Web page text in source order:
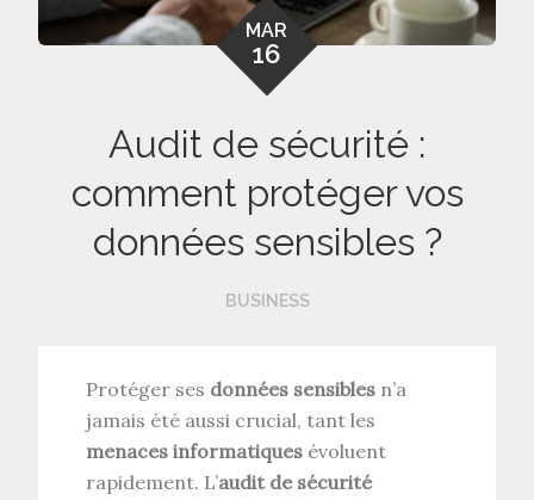
MAR
16
Audit de sécurité :
comment protéger vos
données sensibles ?
BUSINESS
Protéger ses données sensibles n’a
jamais été aussi crucial, tant les
menaces informatiques évoluent
rapidement. L’audit de sécurité